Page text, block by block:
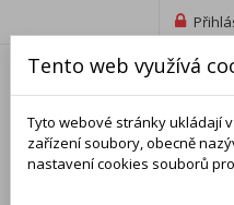
Tento web využívá
Tyto webové stránky ukládají
zařízení soubory, obecně
nastavení cookies souborů